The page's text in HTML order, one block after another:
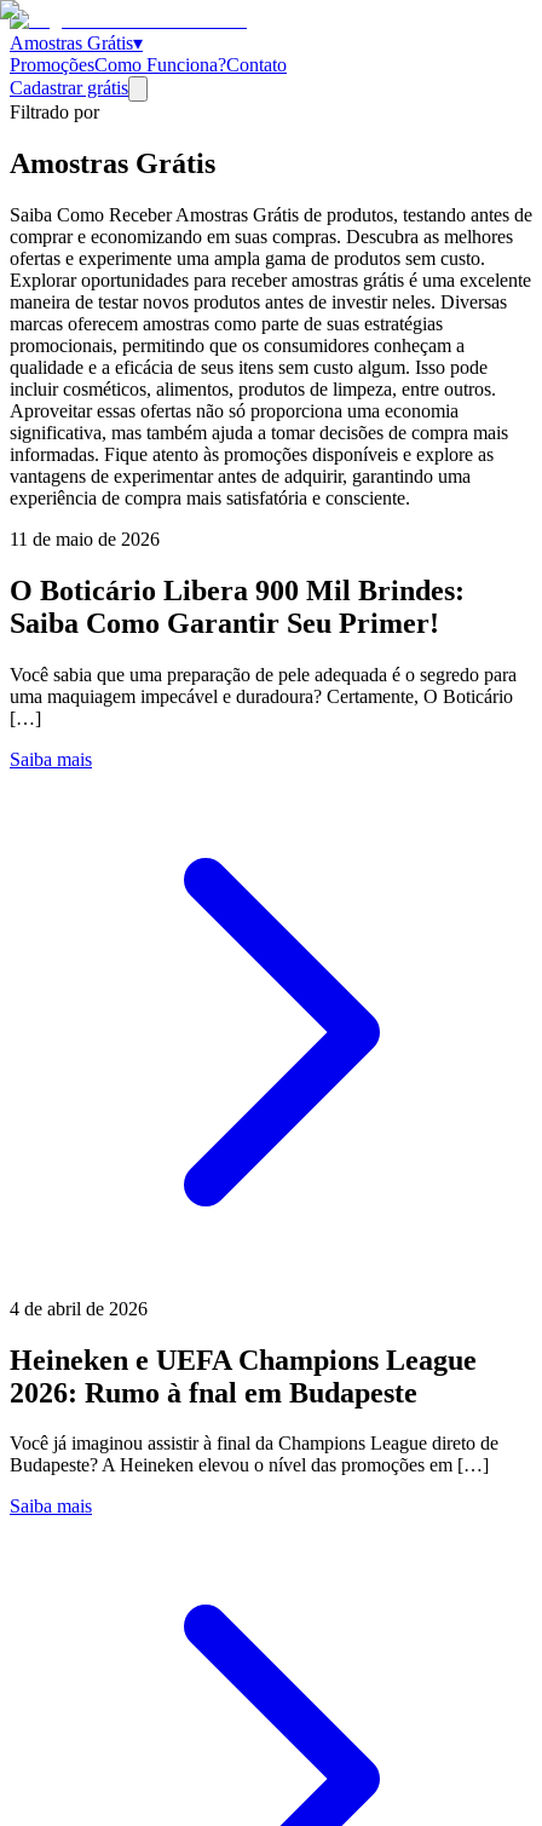
Amostras Grátis▾
PromoçõesComo Funciona?Contato
Cadastrar grátis
Filtrado por
Amostras Grátis
Saiba Como Receber Amostras Grátis de produtos, testando antes de
comprar e economizando em suas compras. Descubra as melhores
ofertas e experimente uma ampla gama de produtos sem custo.
Explorar oportunidades para receber amostras grátis é uma excelente
maneira de testar novos produtos antes de investir neles. Diversas
marcas oferecem amostras como parte de suas estratégias
promocionais, permitindo que os consumidores conheçam a
qualidade e a eficácia de seus itens sem custo algum. Isso pode
incluir cosméticos, alimentos, produtos de limpeza, entre outros.
Aproveitar essas ofertas não só proporciona uma economia
significativa, mas também ajuda a tomar decisões de compra mais
informadas. Fique atento às promoções disponíveis e explore as
vantagens de experimentar antes de adquirir, garantindo uma
experiência de compra mais satisfatória e consciente.
11 de maio de 2026
O Boticário Libera 900 Mil Brindes:
Saiba Como Garantir Seu Primer!
Você sabia que uma preparação de pele adequada é o segredo para
uma maquiagem impecável e duradoura? Certamente, O Boticário
[…]
Saiba mais
4 de abril de 2026
Heineken e UEFA Champions League
2026: Rumo à fnal em Budapeste
Você já imaginou assistir à final da Champions League direto de
Budapeste? A Heineken elevou o nível das promoções em […]
Saiba mais